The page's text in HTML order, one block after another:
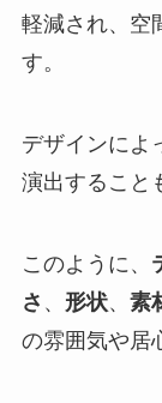
軽減され、空
す。
デザインによ
演出すること
このように、
さ 、 形状、 素
の雰囲気や居